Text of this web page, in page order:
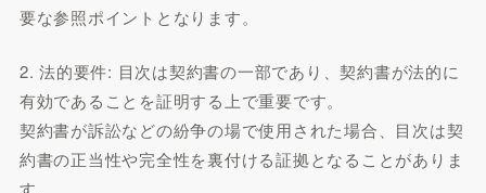
要な参照ポイントとなります。
2. 法的要件: 目次は契約書の一部であり、契約書が法的に
有効であることを証明する上で重要です。
契約書が訴訟などの紛争の場で使用された場合、目次は契
約書の正当性や完全性を裏付ける証拠となることがありま
す。